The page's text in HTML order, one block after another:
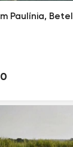
Paulínia, Betel